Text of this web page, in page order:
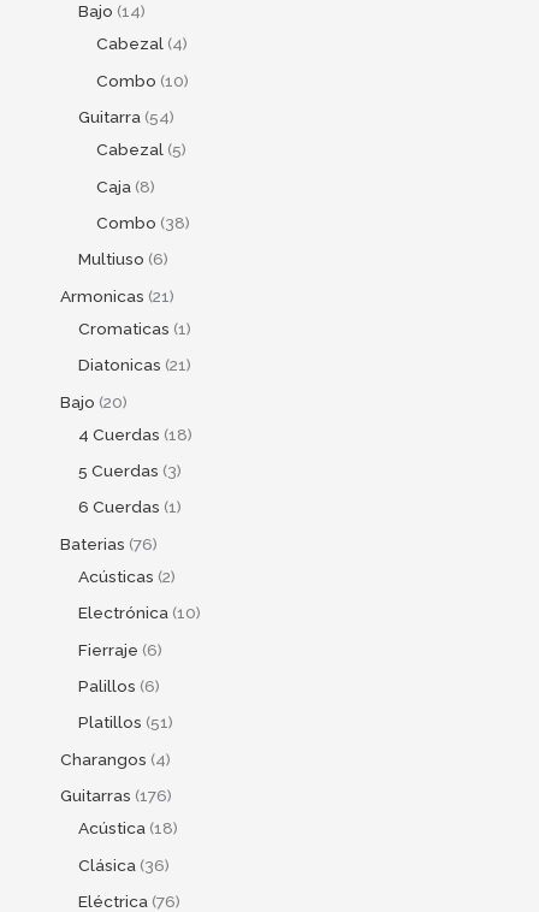
Bajo 14
Cabezal 4
Combo 10
Guitarra 54
Cabezal 5
Caja 8
Combo 38
Multiuso 6
Armonicas 21
Cromaticas 1
Diatonicas 21
Bajo 20
4 Cuerdas 18
5 Cuerdas 3
6 Cuerdas 1
Baterias 76
Acústicas 2
Electrónica 10
Fierraje 6
Palillos 6
Platillos 51
Charangos 4
Guitarras 176
Acústica 18
Clásica 36
Eléctrica 76